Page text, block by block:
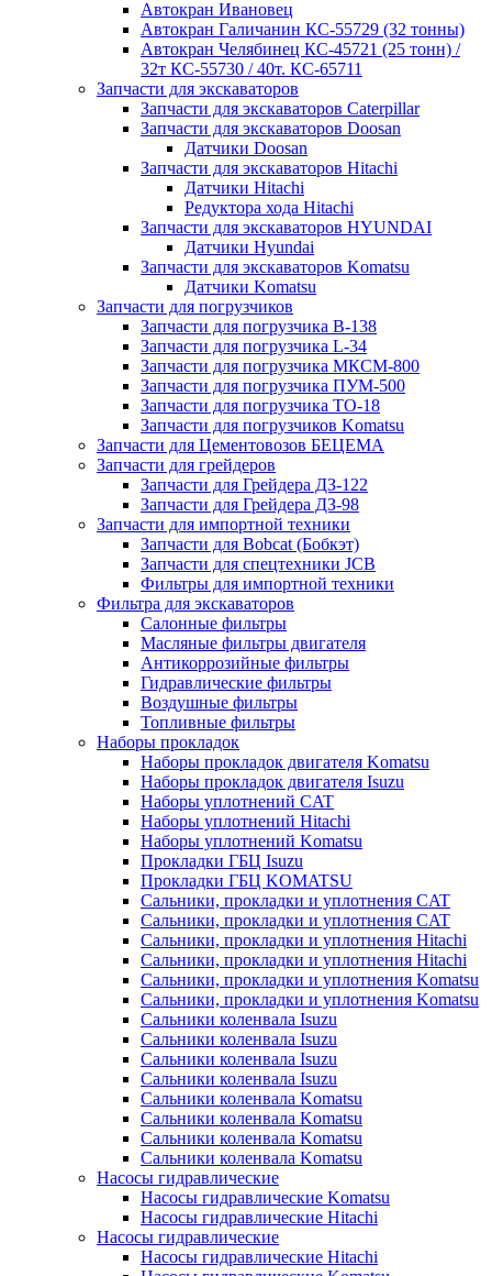
Автокран Ивановец
Автокран Галичанин КС-55729 (32 тонны)
Автокран Челябинец КС-45721 (25 тонн) /
32т КС-55730 / 40т. КС-65711
Запчасти для экскаваторов
Запчасти для экскаваторов Caterpillar
Запчасти для экскаваторов Doosan
Датчики Doosan
Запчасти для экскаваторов Hitachi
Датчики Hitachi
Редуктора хода Hitachi
Запчасти для экскаваторов HYUNDAI
Датчики Hyundai
Запчасти для экскаваторов Komatsu
Датчики Komatsu
Запчасти для погрузчиков
Запчасти для погрузчика B-138
Запчасти для погрузчика L-34
Запчасти для погрузчика МКСМ-800
Запчасти для погрузчика ПУМ-500
Запчасти для погрузчика ТО-18
Запчасти для погрузчиков Komatsu
Запчасти для Цементовозов БЕЦЕМА
Запчасти для грейдеров
Запчасти для Грейдера ДЗ-122
Запчасти для Грейдера ДЗ-98
Запчасти для импортной техники
Запчасти для Bobcat (Бобкэт)
Запчасти для спецтехники JCB
Фильтры для импортной техники
Фильтра для экскаваторов
Салонные фильтры
Масляные фильтры двигателя
Антикоррозийные фильтры
Гидравлические фильтры
Воздушные фильтры
Топливные фильтры
Наборы прокладок
Наборы прокладок двигателя Komatsu
Наборы прокладок двигателя Isuzu
Наборы уплотнений CAT
Наборы уплотнений Hitachi
Наборы уплотнений Komatsu
Прокладки ГБЦ Isuzu
Прокладки ГБЦ KOMATSU
Сальники, прокладки и уплотнения CAT
Сальники, прокладки и уплотнения CAT
Сальники, прокладки и уплотнения Hitachi
Сальники, прокладки и уплотнения Hitachi
Сальники, прокладки и уплотнения Komatsu
Сальники, прокладки и уплотнения Komatsu
Сальники коленвала Isuzu
Сальники коленвала Isuzu
Сальники коленвала Isuzu
Сальники коленвала Isuzu
Сальники коленвала Komatsu
Сальники коленвала Komatsu
Сальники коленвала Komatsu
Сальники коленвала Komatsu
Насосы гидравлические
Насосы гидравлические Komatsu
Насосы гидравлические Hitachi
Насосы гидравлические
Насосы гидравлические Hitachi